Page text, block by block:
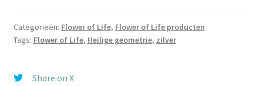
zilver
medium
Categorieën: Flower of Life, Flower of Life producten
Tags: Flower of Life, Heilige geometrie, zilver
Share on X